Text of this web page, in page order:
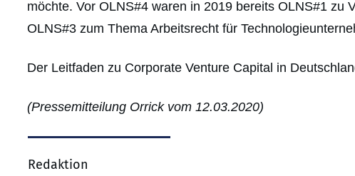
möchte. Vor OLNS#4 waren in 2019 bereits OLNS#1 zu
OLNS#3 zum Thema Arbeitsrecht für
Der Leitfaden zu Corporate Venture Capital in
(Pressemitteilung Orrick vom 12.03.2020)
Redaktion